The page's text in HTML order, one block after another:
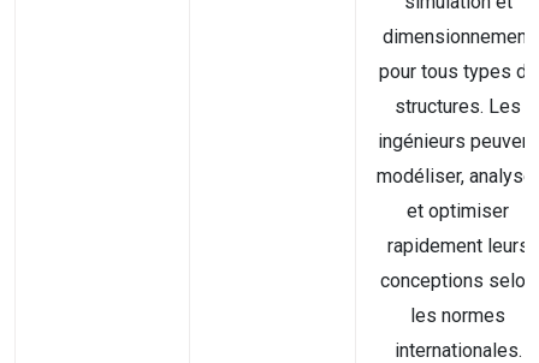
dimensionnement
pour tous types de
structures. Les
ingénieurs peuvent
modéliser, analyser
et optimiser
rapidement leurs
conceptions selon
les normes
internationales.